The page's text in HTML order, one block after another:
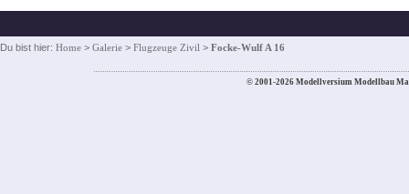
Du bist hier: Home > Galerie > Flugzeuge Zivil > Focke-Wulf A 16
© 2001-2026 Modellversium Modellbau